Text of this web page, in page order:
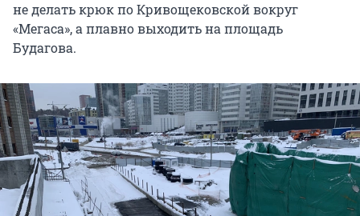
не делать крюк по Кривощековской вокруг
«Мегаса», а плавно выходить на площадь
Будагова.